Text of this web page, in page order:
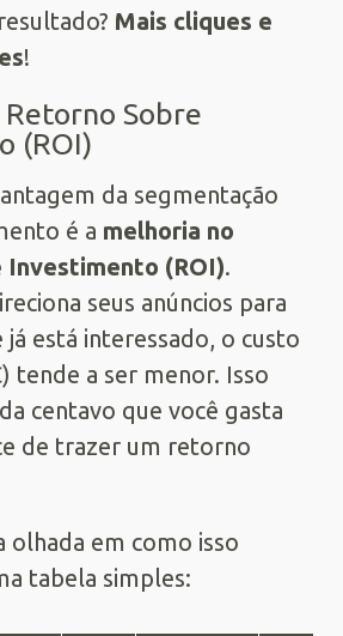
Mais cliques e
!
Sobre
(ROI)
da segmentação
é a melhoria no
Investimento (ROI).
seus anúncios para
está interessado, o custo
tende a ser menor. Isso
centavo que você gasta
de trazer um retorno
olhada em como isso
tabela simples: